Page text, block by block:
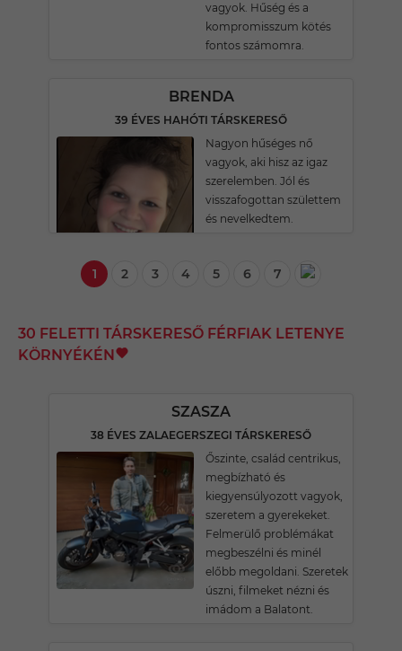
vagyok. Hűség és a
kompromisszum kötés
fontos számomra.
BRENDA
39 ÉVES HAHÓTI TÁRSKERESŐ
Nagyon hűséges nő
vagyok, aki hisz az igaz
szerelemben. Jól és
visszafogottan születtem
és nevelkedtem.
1 2 3 4 5 6 7
30 FELETTI TÁRSKERESŐ FÉRFIAK LETENYE
KÖRNYÉKÉN
SZASZA
38 ÉVES ZALAEGERSZEGI TÁRSKERESŐ
Őszinte, család centrikus,
megbízható és
kiegyensúlyozott vagyok,
szeretem a gyerekeket.
Felmerülő problémákat
megbeszélni és minél
előbb megoldani. Szeretek
úszni, filmeket nézni és
imádom a Balatont.